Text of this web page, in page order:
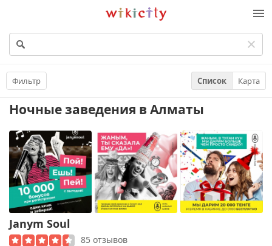
Викисити
Фильтр Список Карта
Ночные заведения в Алматы
Janym Soul
85 отзывов